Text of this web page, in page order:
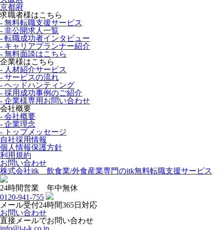
京都府
求職者様はこちら
- 無料転職支援サービス
- 非公開求人一覧
- 転職成功者インタビュー
- キャリアプランナー紹介
- 無料面談はこちら
企業様はこちら
- 人材紹介サービス
- サービスの流れ
- ヘッドハンティング
- 採用成功事例のご紹介
- 企業様専用お問い合わせ
会社概要
- 会社概要
- 企業理念
- トップメッセージ
自社採用情報
個人情報保護方針
利用規約
お問い合わせ
株式会社itk 飲食業/外食産業専門のitk無料転職支援サービス
24時間営業 年中無休
0120-941-755
メール受付24時間365日対応
お問い合わせ
直接メールでお問い合わせ
info@i-t-k.co.jp